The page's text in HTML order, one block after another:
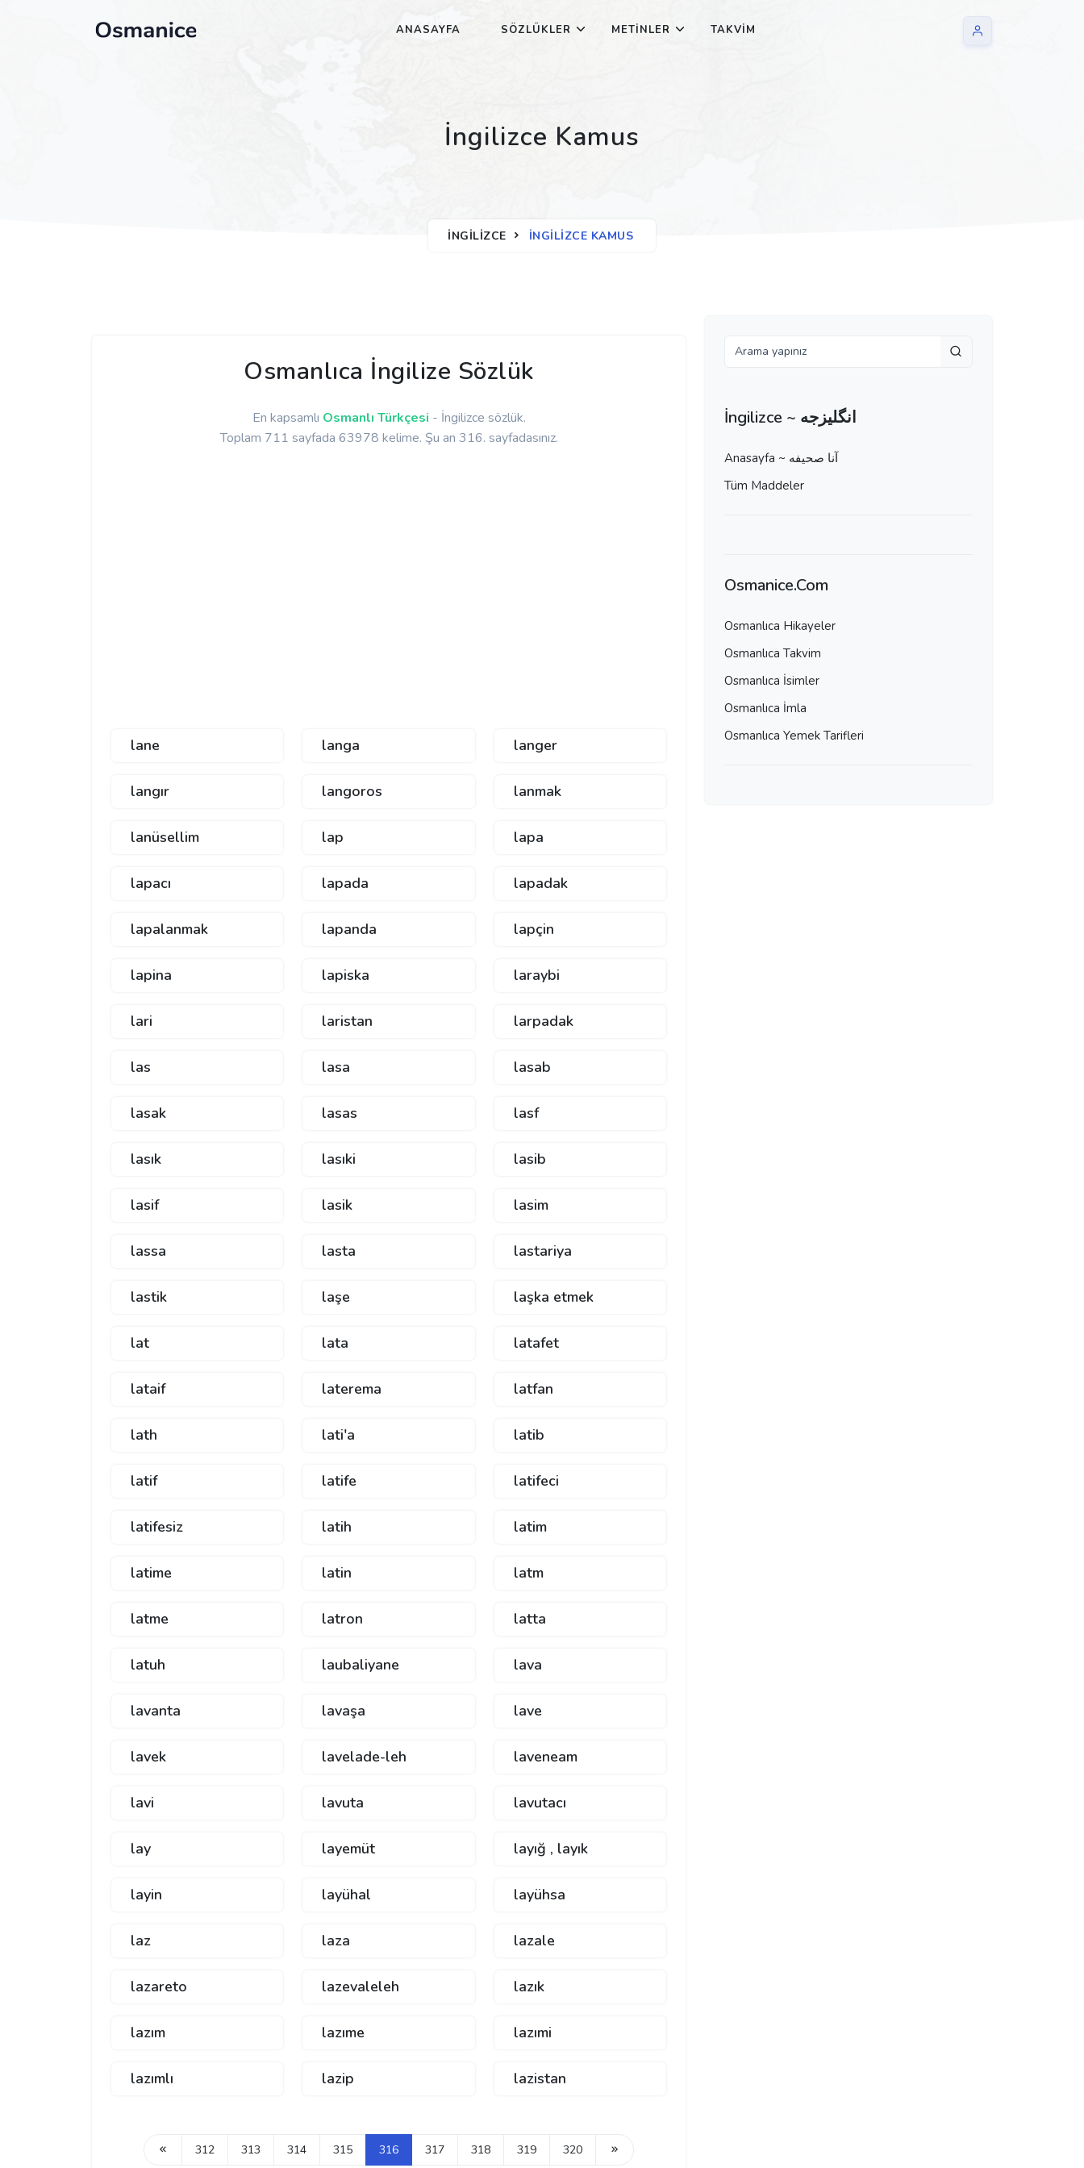
ANASAYFA SÖZLÜKLER METINLER TAKVIM
İngilizce Kamus
İNGILIZCE İNGILIZCE KAMUS
Osmanlıca İngilize Sözlük
En kapsamlı Osmanlı Türkçesi - İngilizce sözlük.
Toplam 711 sayfada 63978 kelime. Şu an 316. sayfadasınız.
lane langa langer
langır langoros lanmak
lanüsellim lap lapa
lapacı lapada lapadak
lapalanmak lapanda lapçin
lapina lapiska laraybi
lari laristan larpadak
las lasa lasab
lasak lasas lasf
lasık lasıki lasib
lasif lasik lasim
lassa lasta lastariya
lastik laşe laşka etmek
lat lata latafet
lataif laterema latfan
lath lati'a latib
latif latife latifeci
latifesiz latih latim
latime latin latm
latme latron latta
latuh laubaliyane lava
lavanta lavaşa lave
lavek lavelade-leh laveneam
lavi lavuta lavutacı
lay layemüt layığ , layık
layin layühal layühsa
laz laza lazale
lazareto lazevaleleh lazık
lazım lazıme lazımi
lazımlı lazip lazistan
312 313 314 315 316 317 318 319 320
İngilizce ~ انگلیزجه
Anasayfa ~ آنا صحيفه
Tüm Maddeler
Osmanice.Com
Osmanlıca Hikayeler
Osmanlıca Takvim
Osmanlıca İsimler
Osmanlıca İmla
Osmanlıca Yemek Tarifleri